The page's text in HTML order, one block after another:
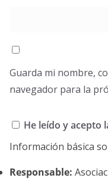
Guarda mi nombre,
navegador para la
He leído y acepto
Información básica
Responsable: